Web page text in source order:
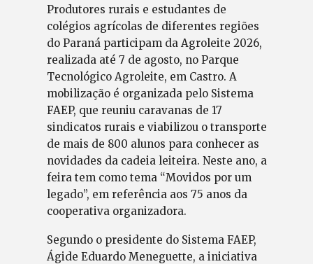
Produtores rurais e estudantes de
colégios agrícolas de diferentes regiões
do Paraná participam da Agroleite 2026,
realizada até 7 de agosto, no Parque
Tecnológico Agroleite, em Castro. A
mobilização é organizada pelo Sistema
FAEP, que reuniu caravanas de 17
sindicatos rurais e viabilizou o transporte
de mais de 800 alunos para conhecer as
novidades da cadeia leiteira. Neste ano, a
feira tem como tema “Movidos por um
legado”, em referência aos 75 anos da
cooperativa organizadora.
Segundo o presidente do Sistema FAEP,
Ágide Eduardo Meneguette, a iniciativa